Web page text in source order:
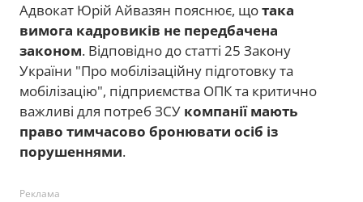
Адвокат Юрій Айвазян пояснює, щотака
вимога кадровиків не передбачена
законом. Відповідно до статті 25 Закону
України "Про мобілізаційну підготовку та
мобілізацію", підприємства ОПК та критично
важливі для потреб ЗСУ компанії мають
право тимчасово бронювати осіб із
порушеннями.
Реклама